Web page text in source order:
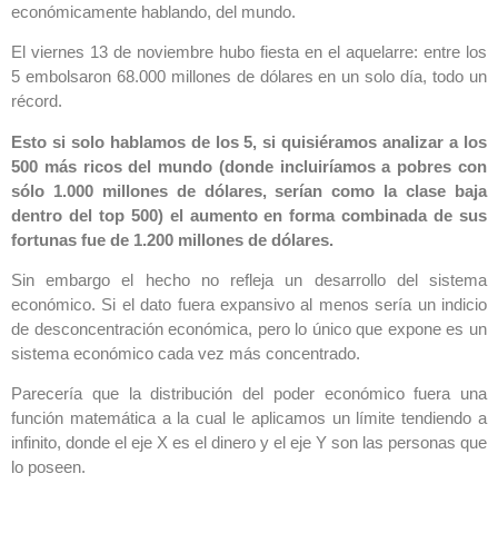
económicamente hablando, del mundo.
El viernes 13 de noviembre hubo fiesta en el aquelarre: entre los
5 embolsaron 68.000 millones de dólares en un solo día, todo un
récord.
Esto si solo hablamos de los 5, si quisiéramos analizar a los
500 más ricos del mundo (donde incluiríamos a pobres con
sólo 1.000 millones de dólares, serían como la clase baja
dentro del top 500) el aumento en forma combinada de sus
fortunas fue de 1.200 millones de dólares.
Sin embargo el hecho no refleja un desarrollo del sistema
económico. Si el dato fuera expansivo al menos sería un indicio
de desconcentración económica, pero lo único que expone es un
sistema económico cada vez más concentrado.
Parecería que la distribución del poder económico fuera una
función matemática a la cual le aplicamos un límite tendiendo a
infinito, donde el eje X es el dinero y el eje Y son las personas que
lo poseen.